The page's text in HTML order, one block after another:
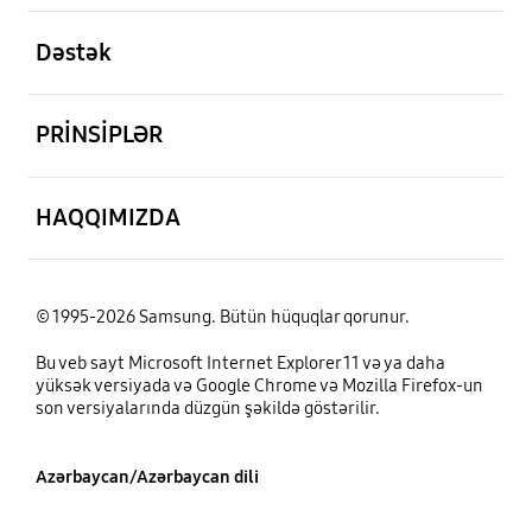
Dəstək
PRİNSİPLƏR
HAQQIMIZDA
© 1995-2026 Samsung. Bütün hüquqlar qorunur.
Bu veb sayt Microsoft Internet Explorer 11 və ya daha
yüksək versiyada və Google Chrome və Mozilla Firefox-un
son versiyalarında düzgün şəkildə göstərilir.
Azərbaycan/Azərbaycan dili